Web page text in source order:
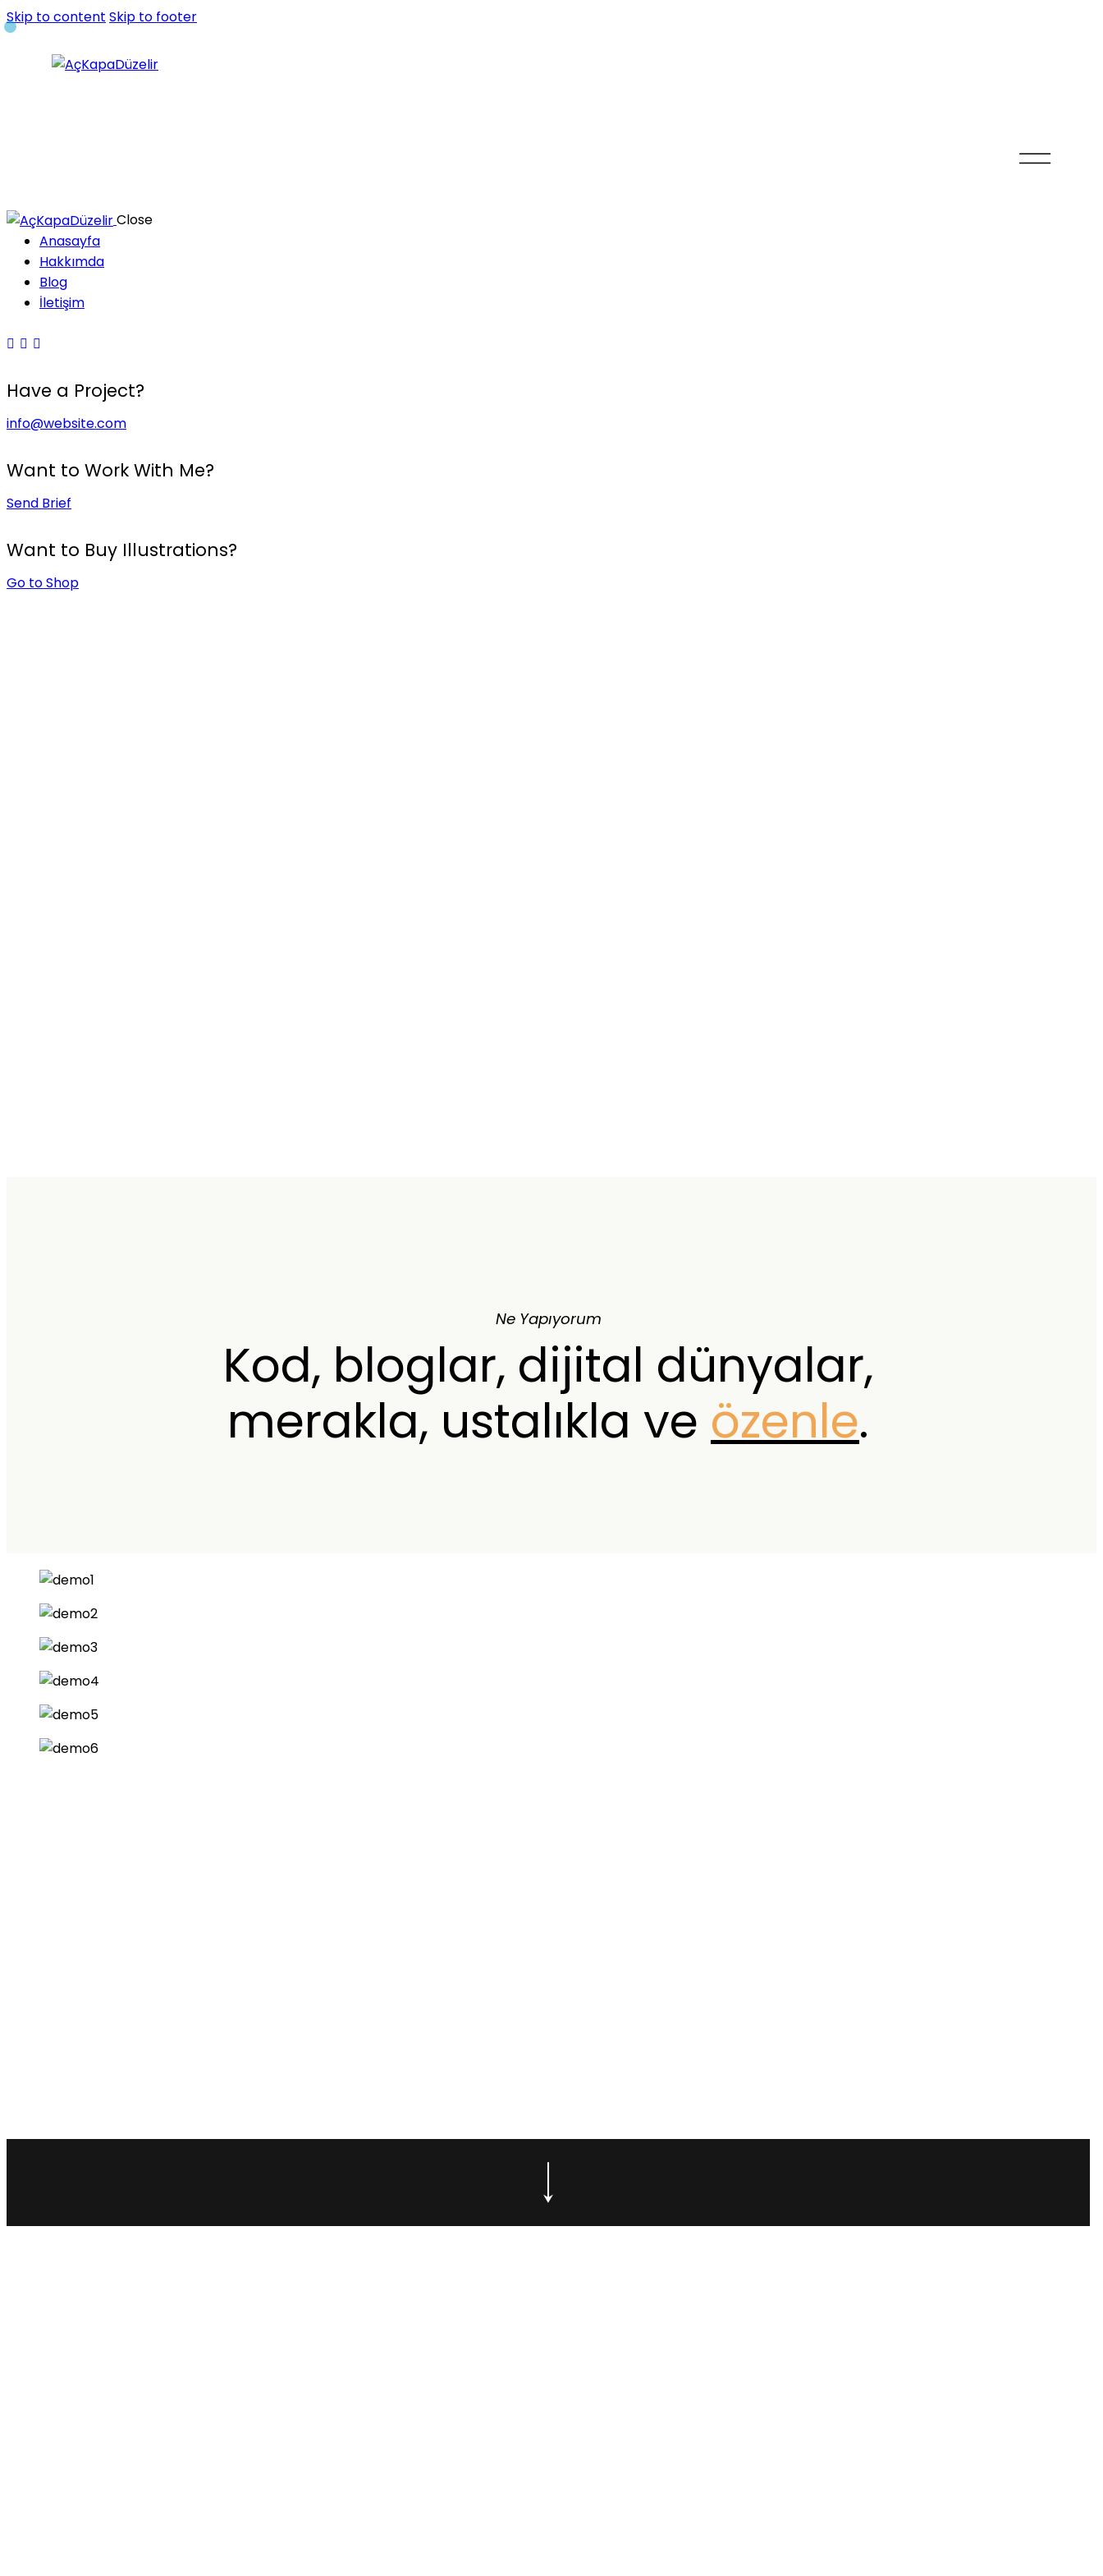
Skip to content Skip to footer
Close
Anasayfa
Hakkımda
Blog
İletişim
Have a Project?
info@website.com
Want to Work With Me?
Send Brief
Want to Buy Illustrations?
Go to Shop
Ne Yapıyorum
Kod, bloglar, dijital dünyalar,
merakla, ustalıkla ve özenle.